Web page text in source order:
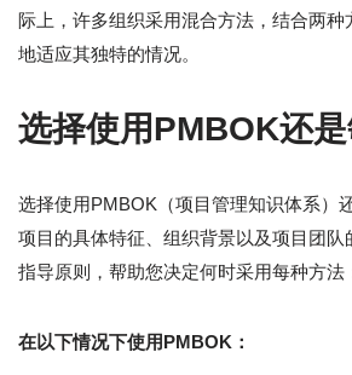
际上，许多组织采用混合方法，结合两
地适应其独特的情况。
选择使用PMBOK还
选择使用PMBOK（项目管理知识体系）
项目的具体特征、组织背景以及项目团队
指导原则，帮助您决定何时采用每种方法
在以下情况下使用PMBOK：